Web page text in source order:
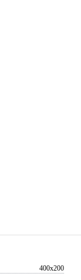
400x200